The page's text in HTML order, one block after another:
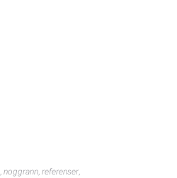
, noggrann, referenser,